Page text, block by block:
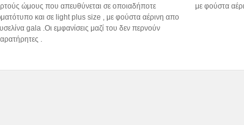
ώμους που απευθύνεται σε οποιαδήποτε
και σε light plus size , με φούστα αέρινη απο
gala .Οι εμφανίσεις μαζί του δεν περνούν
.
με φούστα